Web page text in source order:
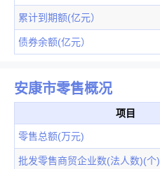
累计到期额(亿元）
债券余额(亿元）
安康市零售概况
项目
零售总额(万元)
批发零售商贸企业数(法人数)(个)